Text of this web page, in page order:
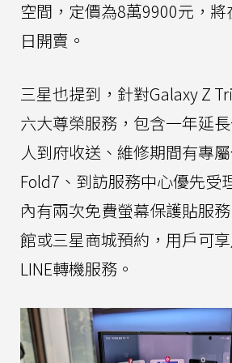
空間，定價為8萬9900元，
日開賣。
三星也提到，針對Galaxy Z
六大尊榮服務，包含一年延
人到府收送、維修期間有專
Fold7、到訪服務中心優先受
內有兩次免費螢幕保護貼服
館或三星商城預約，用戶可
LINE轉機服務。